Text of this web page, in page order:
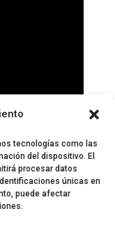
tecnologías como las
del dispositivo. El
procesar datos
únicas en
puede afectar